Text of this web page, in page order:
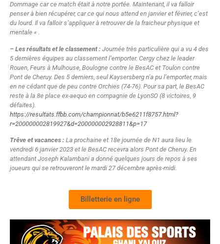
Dommage car ce match était à notre portée. Maintenant, il va falloir
penser à bien récupérer, car ce qui nous attend en janvier et février, c’est
du lourd. Il va falloir s’appliquer à retrouver de la fraicheur physique et
mentale « .
– Les résultats et le classement : Journée très particulière qui a vu 4 des
5 dernières équipes au classement l’emporter. Cergy chez le leader
Rouen, Feurs à Mulhouse, Boulogne contre le BesAC et Toulon contre
Pont de Cheruy. Des 5 derniers, seul Kaysersberg n’a pu l’emporter, mais
en ne cédant que de peu contre Orchies (74-76). Pour sa part, le BesAC
reste à la 8e place ex-aequo en compagnie de LyonSO (8 victoires, 9
défaites).
https://resultats.ffbb.com/championnat/b5e6211f8757.html?
r=200000002819927&d=200000002928811&p=17
Trêve et vacances : La prochaine et 18e journée de N1 aura lieu le
vendredi 6 janvier 2023 et le BesAC recevra alors Pont de Cheruy. En
attendant Joseph Kalambani a donné quelques jours de repos à ses
joueurs qui se retrouveront le mardi 27 décembre après-midi.
Billetterie en ligne